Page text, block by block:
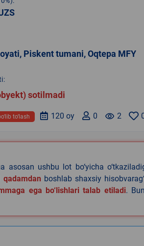
Piskent tumani, Oqtepa MFY
sotilmadi
remove_red_eye 2
0
120 oy
to‘lash
asosan ushbu lot bo‘yicha
qadamdan boshlab shaxsiy
ega bo‘lishlari talab etiladi.